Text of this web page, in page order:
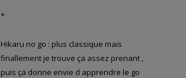
*
Hikaru no go : plus classique mais
finallement je trouve ça assez prenant ,
puis ça donne envie d apprendre le go